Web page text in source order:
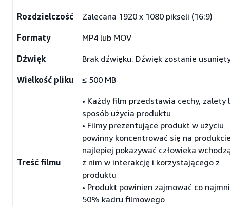
Rozdzielczość Zalecana 1920 x 1080 pikseli (16:9)
Formaty MP4 lub MOV
Dźwięk Brak dźwięku. Dźwięk zostanie
Wielkość pliku ≤ 500 MB
Treść filmu
• Każdy film przedstawia cechy, zalety
sposób użycia produktu
• Filmy prezentujące produkt w użyciu
powinny koncentrować się na
najlepiej pokazywać człowieka
z nim w interakcję i korzystającego z
produktu
• Produkt powinien zajmować co
50% kadru filmowego